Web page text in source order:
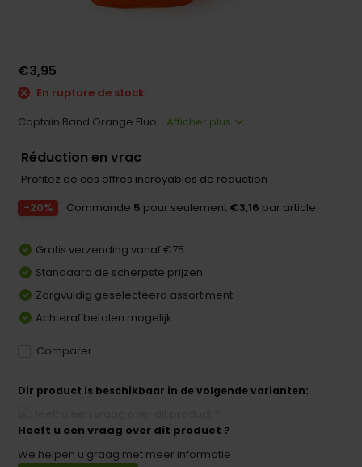
€3,95
En rupture de stock:
Captain Band Orange Fluo... Afficher plus
Réduction en vrac
Profitez de ces offres incroyables de réduction
-20%
Commande 5 pour seulement €3,16 par article
Gratis verzending vanaf €75
Standaard de scherpste prijzen
Zorgvuldig geselecteerd assortiment
Achteraf betalen mogelijk
Comparer
Dir product is beschikbaar in de volgende varianten:
Heeft u een vraag over dit product ?
We helpen u graag met meer informatie